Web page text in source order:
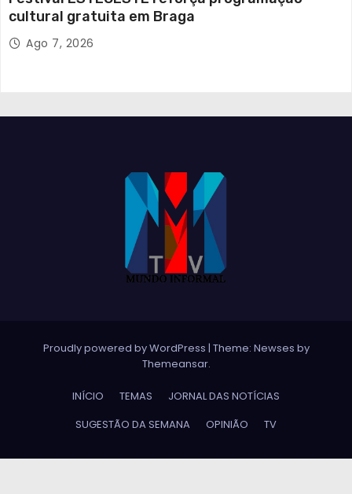
cultural gratuita em Braga
Ago 7, 2026
Proudly powered by WordPress | Theme: Newses by
Themeansar.
INÍCIO TEMAS
JORNAL DAS NOTÍCIAS
SUGESTÃO DA SEMANA
OPINIÃO TV